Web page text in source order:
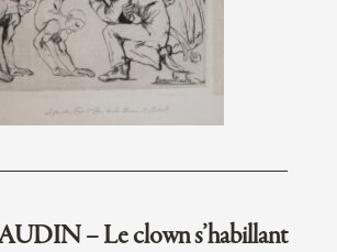
– Le clown s’habillant